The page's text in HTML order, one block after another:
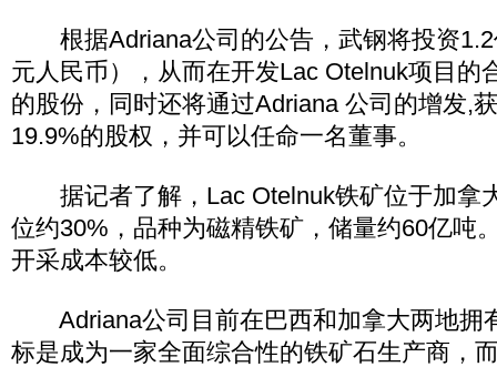
根据Adriana公司的公告，武钢将投资1.2
元人民币），从而在开发Lac Otelnuk项目的
的股份，同时还将通过Adriana 公司的增发,
19.9%的股权，并可以任命一名董事。
据记者了解，Lac Otelnuk铁矿位于加拿
位约30%，品种为磁精铁矿，储量约60亿吨
开采成本较低。
Adriana公司目前在巴西和加拿大两地拥
标是成为一家全面综合性的铁矿石生产商，